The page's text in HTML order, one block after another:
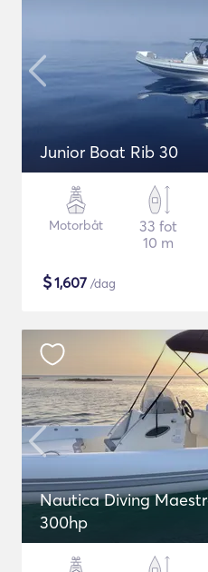
Junior Boat Rib 30
Motorbåt
33 fot
10 m
$1,607 /dag
Nautica Diving
300hp